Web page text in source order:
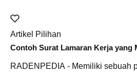
Artikel Pilihan
Contoh Surat Lamaran Kerja yang
RADENPEDIA - Memiliki sebuah pekerjaan menjadi